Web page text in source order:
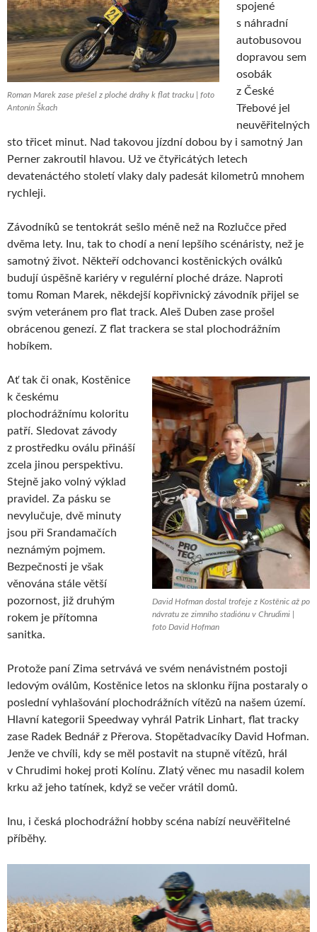
Roman Marek zase přešel z ploché dráhy k flat tracku | foto
Antonín Škach
spojené
s náhradní
autobusovou
dopravou sem
osobák
z České
Třebové jel
neuvěřitelných
sto třicet minut. Nad takovou jízdní dobou by i samotný Jan
Perner zakroutil hlavou. Už ve čtyřicátých letech
devatenáctého století vlaky daly padesát kilometrů mnohem
rychleji.
Závodníků se tentokrát sešlo méně než na Rozlučce před
dvěma lety. Inu, tak to chodí a není lepšího scénáristy, než je
samotný život. Někteří odchovanci kostěnických oválků
budují úspěšně kariéry v regulérní ploché dráze. Naproti
tomu Roman Marek, někdejší kopřivnický závodník přijel se
svým veteránem pro flat track. Aleš Duben zase prošel
obrácenou genezí. Z flat trackera se stal plochodrážním
hobíkem.
David Hofman dostal trofeje z Kostěnic až po
návratu ze zimního stadiónu v Chrudimi |
foto David Hofman
Ať tak či onak, Kostěnice
k českému
plochodrážnímu koloritu
patří. Sledovat závody
z prostředku oválu přináší
zcela jinou perspektivu.
Stejně jako volný výklad
pravidel. Za pásku se
nevylučuje, dvě minuty
jsou při Srandamačích
neznámým pojmem.
Bezpečnosti je však
věnována stále větší
pozornost, již druhým
rokem je přítomna
sanitka.
Protože paní Zima setrvává ve svém nenávistném postoji
ledovým oválům, Kostěnice letos na sklonku října postaraly o
poslední vyhlašování plochodrážních vítězů na našem území.
Hlavní kategorii Speedway vyhrál Patrik Linhart, flat tracky
zase Radek Bednář z Přerova. Stopětadvacíky David Hofman.
Jenže ve chvíli, kdy se měl postavit na stupně vítězů, hrál
v Chrudimi hokej proti Kolínu. Zlatý věnec mu nasadil kolem
krku až jeho tatínek, když se večer vrátil domů.
Inu, i česká plochodrážní hobby scéna nabízí neuvěřitelné
příběhy.